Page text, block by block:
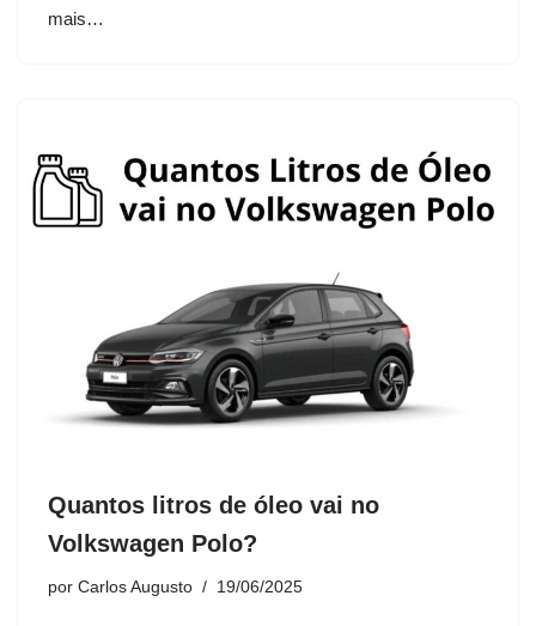
mais…
Quantos litros de óleo vai no
Volkswagen Polo?
por Carlos Augusto 19/06/2025